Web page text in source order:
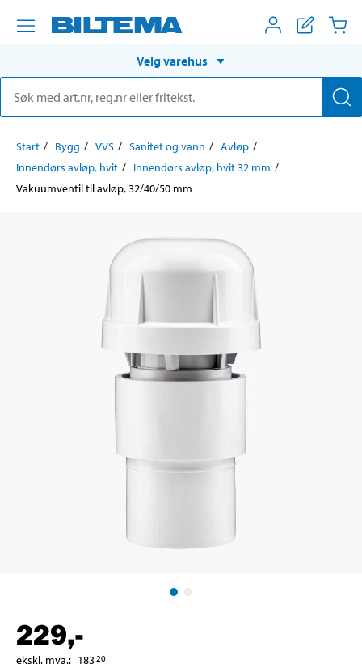
Velg varehus
Start Bygg VVS Sanitet og vann
Avløp
Innendørs avløp, hvit
Innendørs avløp, hvit 32 mm
Vakuumventil til avløp, 32/40/50 mm
229,-
ekskl. mva.: 18320